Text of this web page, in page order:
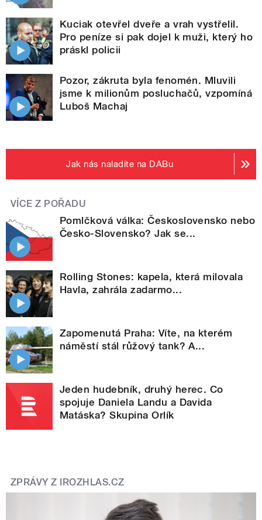
Kuciak otevřel dveře a vrah vystřelil.
Pro peníze si pak dojel k muži, který ho
práskl policii
Pozor, zákruta byla fenomén. Mluvili
jsme k milionům posluchačů, vzpomíná
Luboš Machaj
Jak nás naladíte na DABu
VÍCE Z POŘADU
Pomlčková válka: Československo nebo
Česko-Slovensko? Jak se...
Rolling Stones: kapela, která milovala
Havla, zahrála zadarmo...
Zapomenutá Praha: Víte, na kterém
náměstí stál růžový tank? A...
Jeden hudebník, druhý herec. Co
spojuje Daniela Landu a Davida
Matáska? Skupina Orlík
ZPRÁVY Z IROZHLAS.CZ